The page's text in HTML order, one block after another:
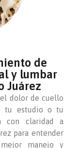
de
y lumbar
Juárez
dolor de cuello
tu estudio o tu
con claridad a
para entender
manejo y